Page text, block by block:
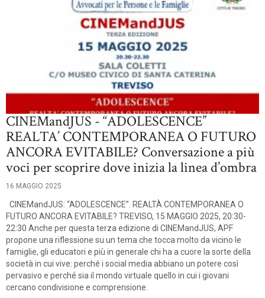
CINEMandJUS - “ADOLESCENCE”
REALTA’ CONTEMPORANEA O FUTURO
ANCORA EVITABILE? Conversazione a più
voci per scoprire dove inizia la linea d’ombra
16 MAGGIO 2025
CINEMandJUS: “ADOLESCENCE”. REALTÀ CONTEMPORANEA O
FUTURO ANCORA EVITABILE? TREVISO, 15 MAGGIO 2025, 20:30-
22:30 Anche per questa terza edizione di CINEMandJUS, APF
propone una riflessione su un tema che tocca molto da vicino le
famiglie, gli educatori e più in generale chi ha a cuore la sorte della
società in cui vive: perché i social media abbiano un potere così
pervasivo e perché sia il mondo virtuale quello in cui i giovani
cercano condivisione e comprensione.